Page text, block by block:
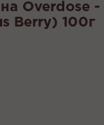
Overdose
Berry) 100г